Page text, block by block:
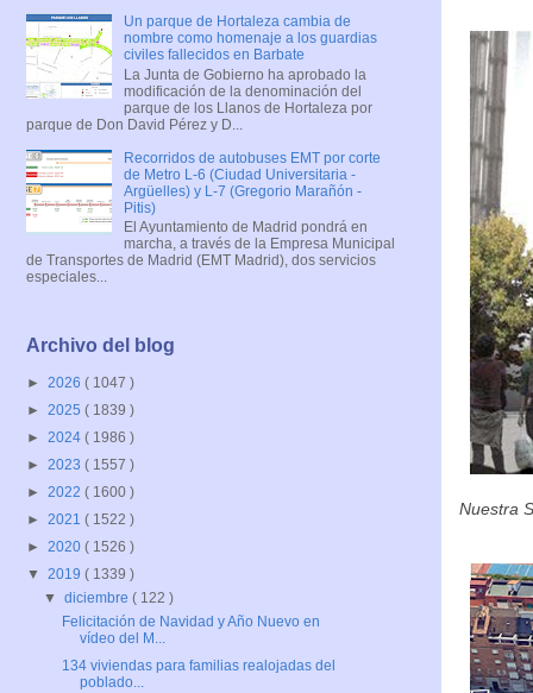
Nuestra
Un parque de Hortaleza cambia de
nombre como homenaje a los guardias
civiles fallecidos en Barbate
La Junta de Gobierno ha aprobado la
modificación de la denominación del
parque de los Llanos de Hortaleza por
parque de Don David Pérez y D...
Recorridos de autobuses EMT por corte
de Metro L-6 (Ciudad Universitaria -
Argüelles) y L-7 (Gregorio Marañón -
Pitis)
El Ayuntamiento de Madrid pondrá en
marcha, a través de la Empresa Municipal
de Transportes de Madrid (EMT Madrid), dos servicios
especiales...
Archivo del blog
► 2026 ( 1047 )
► 2025 ( 1839 )
► 2024 ( 1986 )
► 2023 ( 1557 )
► 2022 ( 1600 )
► 2021 ( 1522 )
► 2020 ( 1526 )
▼ 2019 ( 1339 )
▼diciembre( 122 )
Felicitación de Navidad y Año Nuevo en
vídeo del M...
134 viviendas para familias realojadas del
poblado...